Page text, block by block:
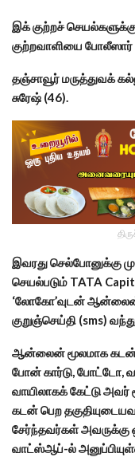
இக் குற்றச்
குற்றவாளியை போலீஸார்
தஞ்சாவூர் மருத்துவக்
சுரேஷ் (46).
இவரது செல்போனுக்கு
செயல்படும் TATA
‘லோகோ’வுடன் ஆன்லைன்
குறுஞ்செய்தி (sms)
ஆன்லைன் மூலமாக கடன்
போன் கார்டு, போட்டோ,
வாயிலாகக் கேட்டு
கடன் பெற
சேர்ந்தவர்கள்
வாட்ஸ்ஆப்-ல்